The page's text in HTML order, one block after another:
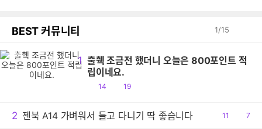
BEST 커뮤니티 1/15
1 출췍 조금전 했더니 오늘은 800포인트 적
립이네요.
공
14
댓
19
2 젠북 A14 가벼워서 들고 다니기 딱 좋습니다
공
11
댓
7